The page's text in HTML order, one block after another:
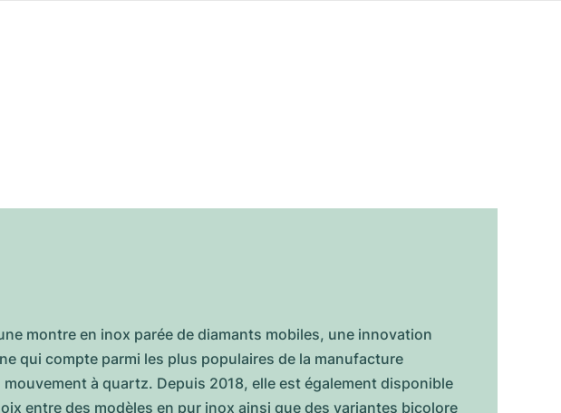
montre en inox parée de diamants mobiles, une innovation
qui compte parmi les plus populaires de la manufacture
à quartz. Depuis 2018, elle est également disponible
entre des modèles en pur inox ainsi que des variantes bicolore